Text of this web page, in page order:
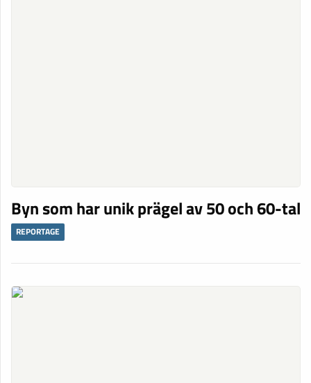
Byn som har unik prägel av 50 och 60-tal
REPORTAGE